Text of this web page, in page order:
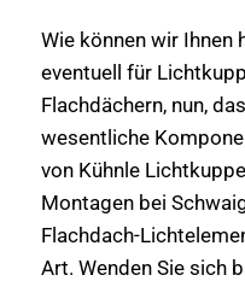
Wie können wir Ihnen
eventuell für
Flachdächern, nun,
wesentliche
von Kühnle
Montagen bei
Flachdach-
Art. Wenden Sie sich